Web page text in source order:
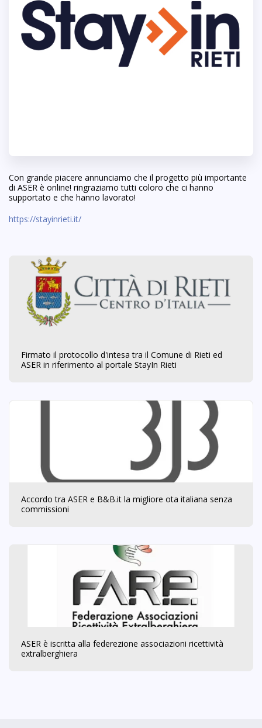
Con grande piacere annunciamo che il progetto più importante
di ASER è online! ringraziamo tutti coloro che ci hanno
supportato e che hanno lavorato!
https://stayinrieti.it/
Firmato il protocollo d'intesa tra il Comune di Rieti ed
ASER in riferimento al portale StayIn Rieti
Accordo tra ASER e B&B.it la migliore ota italiana senza
commissioni
ASER è iscritta alla federezione associazioni ricettività
extralberghiera